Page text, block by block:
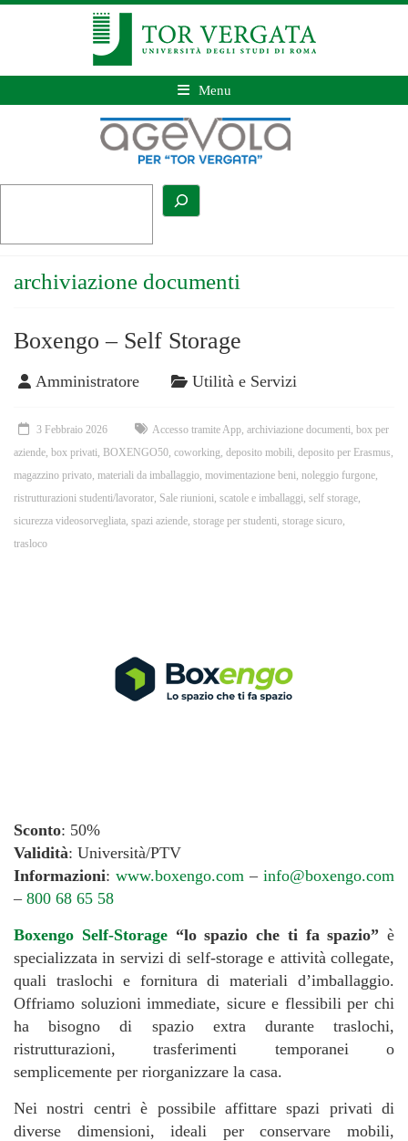
Menu
archiviazione documenti
Boxengo – Self Storage
Amministratore Utilità e Servizi
3 Febbraio 2026 Accesso tramite App archiviazione documenti box per
aziende box privati BOXENGO50 coworking deposito mobili deposito per Erasmus
magazzino privato materiali da imballaggio movimentazione beni noleggio furgone
ristrutturazioni studenti/lavorator Sale riunioni scatole e imballaggi self storage
sicurezza videosorvegliata spazi aziende storage per studenti storage sicuro
trasloco
Sconto: 50%
Validità: Università/PTV
Informazioni: www.boxengo.com – info@boxengo.com
– 800 68 65 58
Boxengo Self-Storage“lo spazio che ti fa spazio” è
specializzata in servizi di self-storage e attività collegate,
quali traslochi e fornitura di materiali d’imballaggio.
Offriamo soluzioni immediate, sicure e flessibili per chi
ha bisogno di spazio extra durante traslochi,
ristrutturazioni, trasferimenti temporanei o
semplicemente per riorganizzare la casa.
Nei nostri centri è possibile affittare spazi privati di
diverse dimensioni, ideali per conservare mobili,